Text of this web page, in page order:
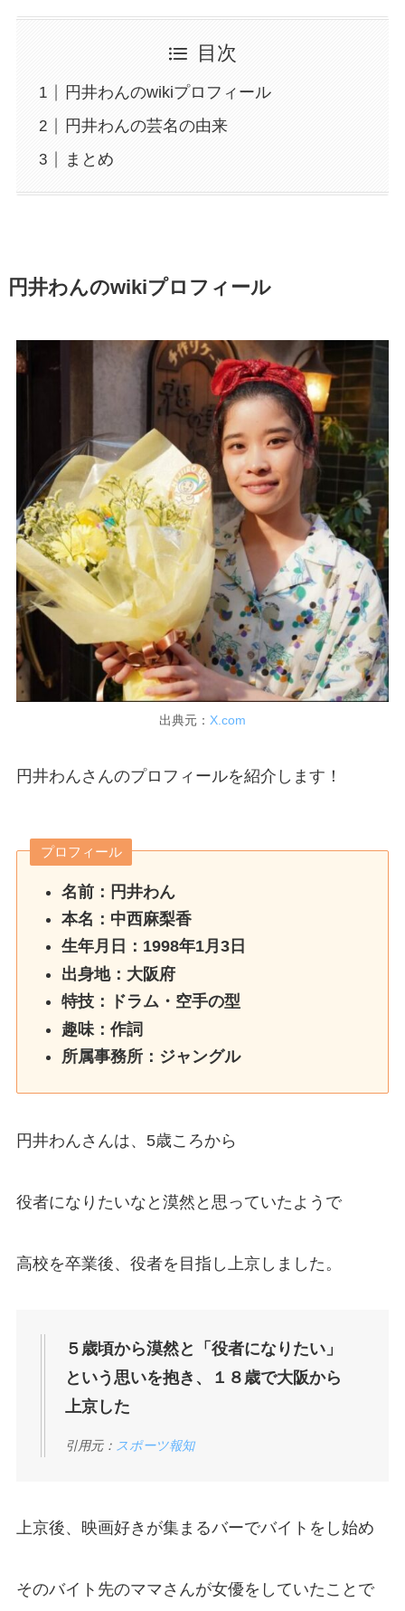
目次
円井わんのwikiプロフィール
円井わんの芸名の由来
まとめ
円井わんのwikiプロフィール
出典元： X.com
円井わんさんのプロフィールを紹介します！
プロフィール
名前：円井わん
本名：中西麻梨香
生年月日：1998年1月3日
出身地：大阪府
特技：ドラム・空手の型
趣味：作詞
所属事務所：ジャングル
円井わんさんは、5歳ころから
役者になりたいなと漠然と思っていたようで
高校を卒業後、役者を目指し上京しました。
５歳頃から漠然と「役者になりたい」
という思いを抱き、１８歳で大阪から
上京した
引用元： スポーツ報知
上京後、映画好きが集まるバーでバイトをし始め
そのバイト先のママさんが女優をしていたことで